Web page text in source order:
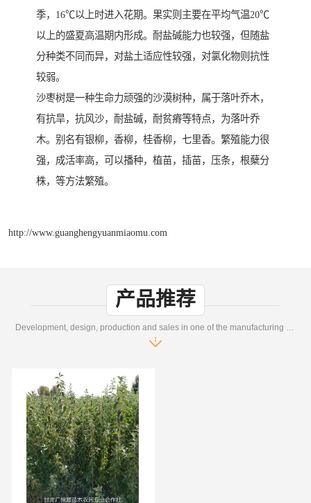
季，16℃以上时进入花期。果实则主要在平均气温20℃
以上的盛夏高温期内形成。耐盐碱能力也较强，但随盐
分种类不同而异，对盐土适应性较强，对氯化物则抗性
较弱。
沙枣树是一种生命力顽强的沙漠树种，属于落叶乔木，
有抗旱，抗风沙，耐盐碱，耐贫瘠等特点，为落叶乔
木。别名有银柳，香柳，桂香柳，七里香。繁殖能力很
强，成活率高，可以播种，植苗，插苗，压条，根蘖分
株，等方法繁殖。
http://www.guanghengyuanmiaomu.com
产品推荐
Development, design, production and sales in one of the manufacturing enterprises